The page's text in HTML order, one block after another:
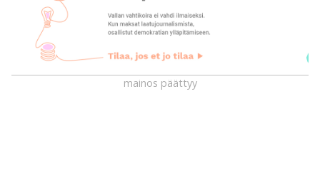
mainos päättyy